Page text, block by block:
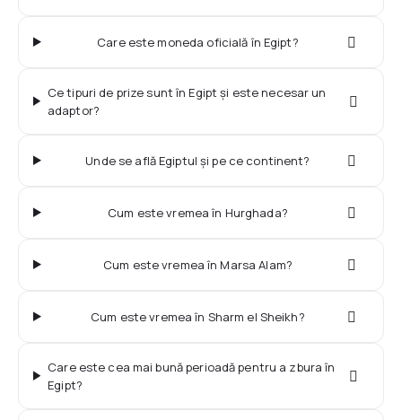
Care este moneda oficială în Egipt?
Ce tipuri de prize sunt în Egipt și este necesar un
adaptor?
Unde se află Egiptul și pe ce continent?
Cum este vremea în Hurghada?
Cum este vremea în Marsa Alam?
Cum este vremea în Sharm el Sheikh?
Care este cea mai bună perioadă pentru a zbura în
Egipt?